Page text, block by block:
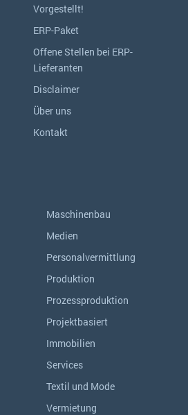
Vorgestellt!
ERP-Paket
Offene Stellen bei ERP-
Lieferanten
Disclaimer
Über uns
Kontakt
Maschinenbau
Medien
Personalvermittlung
Produktion
Prozessproduktion
Projektbasiert
Immobilien
Services
Textil und Mode
Vermietung